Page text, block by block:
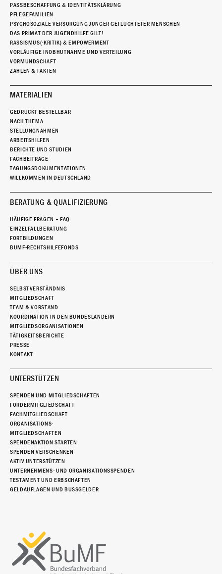
PASSBESCHAFFUNG & IDENTITÄTSKLÄRUNG
PFLEGEFAMILIEN
PSYCHOSOZIALE VERSORGUNG JUNGER GEFLÜCHTETER MENSCHEN
DAS PRIMAT DER JUGENDHILFE GILT!
RASSISMUS(-KRITIK) & EMPOWERMENT
VORLÄUFIGE INOBHUTNAHME UND VERTEILUNG
VORMUNDSCHAFT
ZAHLEN & FAKTEN
MATERIALIEN
GEDRUCKT BESTELLBAR
NACH THEMA
STELLUNGNAHMEN
ARBEITSHILFEN
BERICHTE UND STUDIEN
FACHBEITRÄGE
TAGUNGSDOKUMENTATIONEN
WILLKOMMEN IN DEUTSCHLAND
BERATUNG & QUALIFIZIERUNG
HÄUFIGE FRAGEN – FAQ
EINZELFALLBERATUNG
FORTBILDUNGEN
BUMF-RECHTSHILFEFONDS
ÜBER UNS
SELBSTVERSTÄNDNIS
MITGLIEDSCHAFT
TEAM & VORSTAND
KOORDINATION IN DEN BUNDESLÄNDERN
MITGLIEDSORGANISATIONEN
TÄTIGKEITSBERICHTE
PRESSE
KONTAKT
UNTERSTÜTZEN
SPENDEN UND MITGLIEDSCHAFTEN
FÖRDERMITGLIEDSCHAFT
FACHMITGLIEDSCHAFT
ORGANISATIONS-
MITGLIEDSCHAFTEN
SPENDENAKTION STARTEN
SPENDEN VERSCHENKEN
AKTIV UNTERSTÜTZEN
UNTERNEHMENS- UND ORGANISATIONSSPENDEN
TESTAMENT UND ERBSCHAFTEN
GELDAUFLAGEN UND BUSSGELDER